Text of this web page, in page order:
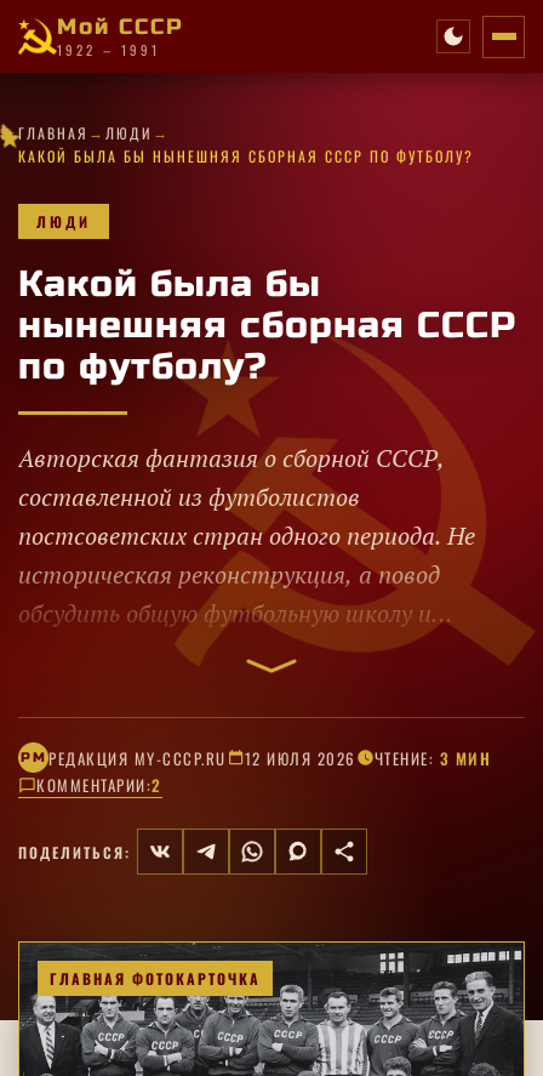
Мой СССР
1922 – 1991
✧
★
·★
✦
✧
·★
✧
·★
✦
★
✧
✦
★
·
★
·★
✧
✦
✦
·★
★
✦
· ГЛАВНАЯ → ЛЮДИ →
КАКОЙ БЫЛА БЫ НЫНЕШНЯЯ СБОРНАЯ СССР ПО ФУТБОЛУ?
ЛЮДИ
Какой была бы
нынешняя сборная СССР
по футболу?
Авторская фантазия о сборной СССР,
составленной из футболистов
постсоветских стран одного периода. Не
историческая реконструкция, а повод
обсудить общую футбольную школу и
возможный состав.
РM РЕДАКЦИЯ MY-CCCP.RU 12 ИЮЛЯ 2026 ЧТЕНИЕ: 3 МИН
КОММЕНТАРИИ:2
ПОДЕЛИТЬСЯ:
ГЛАВНАЯ ФОТОКАРТОЧКА